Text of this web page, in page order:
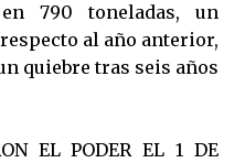
790 toneladas, un
al año anterior,
quiebre tras seis años
EL PODER EL 1 DE